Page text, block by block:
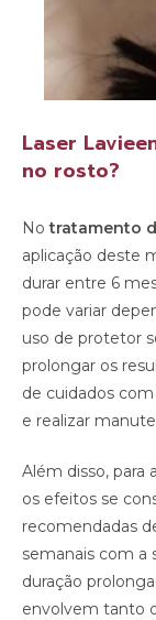
Laser
no rosto?
Notratamento
aplicação deste
durar entre 6
pode variar
uso de protetor
prolongar os
de cuidados
e realizar
Além disso, para
os efeitos se
recomendadas
semanais com a
duração
envolvem tanto